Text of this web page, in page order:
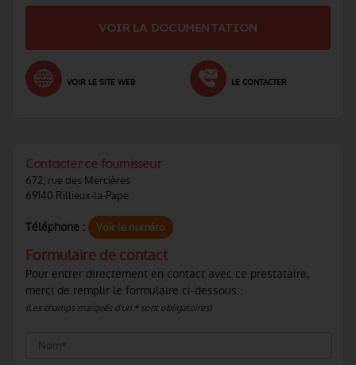
VOIR LA DOCUMENTATION
VOIR LE SITE WEB LE CONTACTER
Contacter ce fournisseur
672, rue des Mercières
69140 Rillieux-la-Pape
Téléphone : Voir le numéro
Formulaire de contact
Pour entrer directement en contact avec ce prestataire,
merci de remplir le formulaire ci-dessous :
(Les champs marqués d'un * sont obligatoires)